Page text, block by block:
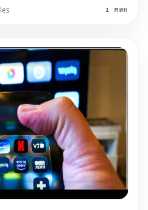
внедрила ряд мер для
1 МИН